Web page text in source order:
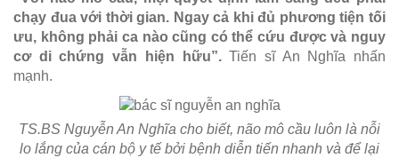
chạy đua với thời gian. Ngay cả khi đủ phương tiện tối
ưu, không phải ca nào cũng có thể cứu được và nguy
cơ di chứng vẫn hiện hữu”.Tiến sĩ An Nghĩa nhấn
mạnh.
TS.BS Nguyễn An Nghĩa cho biết, não mô cầu luôn là nỗi
lo lắng của cán bộ y tế bởi bệnh diễn tiến nhanh và để lại